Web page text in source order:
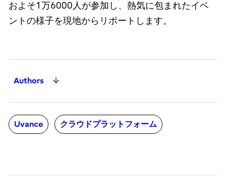
およそ1万6000人が参加し、熱気に包まれたイベ
ントの様子を現地からリポートします。
Authors
Uvance クラウドプラットフォーム